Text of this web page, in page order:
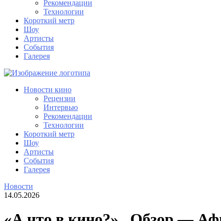
Рекомендации
Технологии
Короткий метр
Шоу
Артисты
События
Галерея
Новости кино
Рецензии
Интервью
Рекомендации
Технологии
Короткий метр
Шоу
Артисты
События
Галерея
Новости
14.05.2026